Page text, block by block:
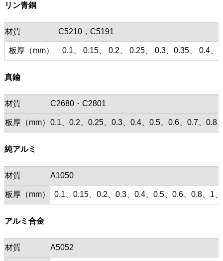
リン青銅
材質 C5210，C5191
板厚（mm） 0.1、 0.15、 0.2、 0.25、 0.3、0.35、 0.4、
真鍮
材質 C2680・C2801
板厚（mm） 0.1、0.2、0.25、0.3、0.4、0.5、0.6、0.7、0.8
純アルミ
材質 A1050
板厚（mm） 0.1、0.15、0.2、0.3、0.4、0.5、0.6、0.8、1
アルミ合金
材質 A5052